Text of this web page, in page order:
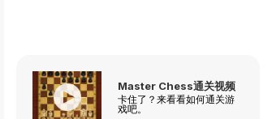
Master Chess通关视频
卡住了？来看看如何通关游
戏吧。